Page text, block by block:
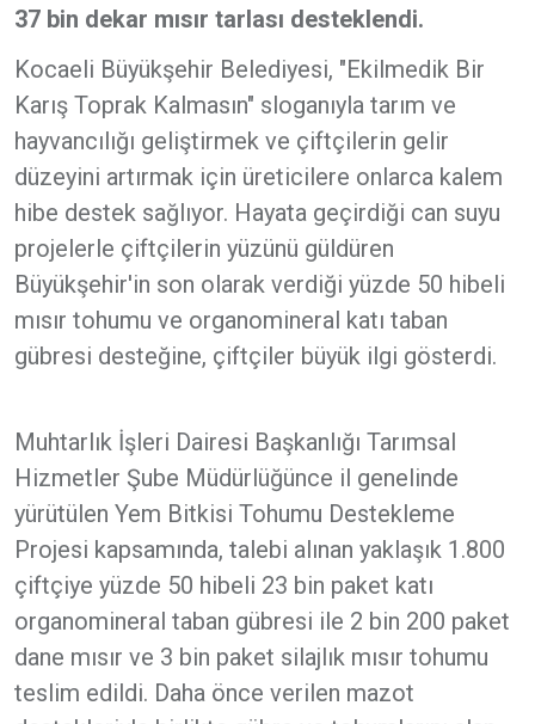
37 bin dekar mısır tarlası desteklendi.
Kocaeli Büyükşehir Belediyesi, "Ekilmedik Bir
Karış Toprak Kalmasın" sloganıyla tarım ve
hayvancılığı geliştirmek ve çiftçilerin gelir
düzeyini artırmak için üreticilere onlarca kalem
hibe destek sağlıyor. Hayata geçirdiği can suyu
projelerle çiftçilerin yüzünü güldüren
Büyükşehir'in son olarak verdiği yüzde 50 hibeli
mısır tohumu ve organomineral katı taban
gübresi desteğine, çiftçiler büyük ilgi gösterdi.
Muhtarlık İşleri Dairesi Başkanlığı Tarımsal
Hizmetler Şube Müdürlüğünce il genelinde
yürütülen Yem Bitkisi Tohumu Destekleme
Projesi kapsamında, talebi alınan yaklaşık 1.800
çiftçiye yüzde 50 hibeli 23 bin paket katı
organomineral taban gübresi ile 2 bin 200 paket
dane mısır ve 3 bin paket silajlık mısır tohumu
teslim edildi. Daha önce verilen mazot